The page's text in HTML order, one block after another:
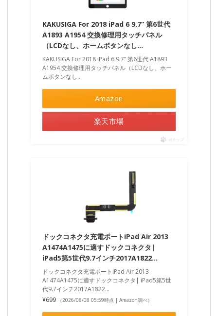
KAKUSIGA For 2018 iPad 6 9.7” 第6世代
A1893 A1954 交換修理用タッチパネル
（LCDなし、ホームボタンなし…
KAKUSIGA For 2018 iPad 6 9.7” 第6世代 A1893
A1954 交換修理用タッチパネル（LCDなし、ホー
ムボタンなし…
Amazon
楽天市場
ポチップ
ドックコネクタ充電ポートiPad Air 2013
A1474A1475に適すドックコネクタ|
iPad5第5世代9.7インチ2017A1822…
ドックコネクタ充電ポートiPad Air 2013
A1474A1475に適すドックコネクタ| iPad5第5世
代9.7インチ2017A1822…
¥699
（2026/08/08 05:59時点 | Amazon調べ）